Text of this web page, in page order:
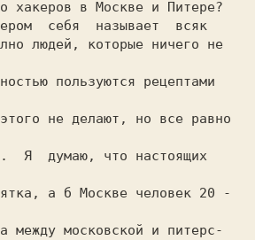
хакеров в Москве и Питере?
себя  называет  всяк
людей, которые ничего не
пользуются рецептами
не делают, но все равно
Я  думаю, что настоящих
а б Москве человек 20 -
между московской и питерс-